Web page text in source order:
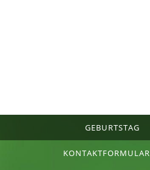
GEBURTSTAG
KONTAKTFORMULAR